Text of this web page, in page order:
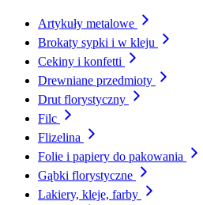
Artykuły metalowe
Brokaty sypki i w kleju
Cekiny i konfetti
Drewniane przedmioty
Drut florystyczny
Filc
Flizelina
Folie i papiery do pakowania
Gąbki florystyczne
Lakiery, kleje, farby